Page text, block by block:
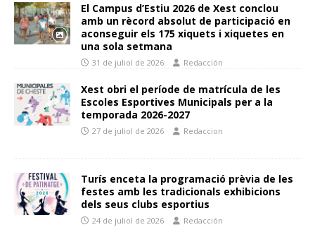
El Campus d’Estiu 2026 de Xest conclou
amb un rècord absolut de participació en
aconseguir els 175 xiquets i xiquetes en
una sola setmana
31 de juliol de 2026 Redacción
Xest obri el període de matrícula de les
Escoles Esportives Municipals per a la
temporada 2026-2027
27 de juliol de 2026 Redaccion
Turís enceta la programació prèvia de les
festes amb les tradicionals exhibicions
dels seus clubs esportius
24 de juliol de 2026 Redacción